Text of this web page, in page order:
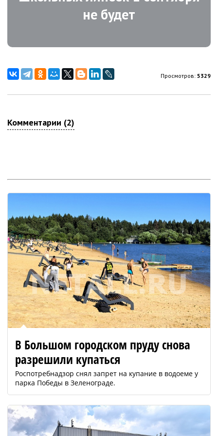
не будет
Просмотров: 5329
Комментарии (2)
В Большом городском пруду снова
разрешили купаться
Роспотребнадзор снял запрет на купание в водоеме у
парка Победы в Зеленограде.